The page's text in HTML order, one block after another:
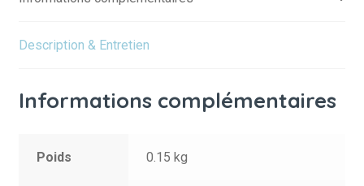
Description & Entretien
Informations complémentaires
Poids 0.15 kg